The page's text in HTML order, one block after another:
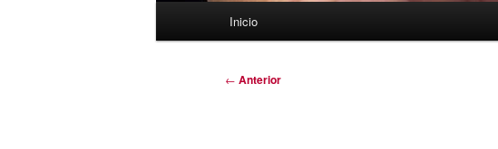
Inicio
Navegación
← Anterior